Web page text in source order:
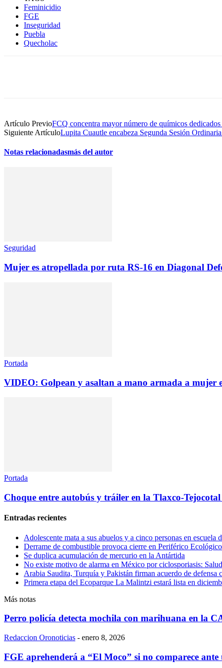
Feminicidio
FGE
Inseguridad
Puebla
Quecholac
Artículo PrevioFCQ concentra mayor número de químicos
Siguiente ArtículoLupita Cuautle encabeza Segunda Sesión
Notas relacionadasmás del autor
Seguridad
Mujer es atropellada por ruta RS-16 en Diagonal
Portada
VIDEO: Golpean y asaltan a mano armada a mujer
Portada
Choque entre autobús y tráiler en la Tlaxco-
Entradas recientes
Adolescente mata a sus abuelos y a cinco personas en escuela
Derrame de combustible provoca cierre en Periférico Ecológico
Se duplica acumulación de mercurio en la Antártida
No existe motivo de alarma en México por ciclosporiasis: Salud
Arabia Saudita, Turquía y Pakistán firman acuerdo de defensa
Primera etapa del Ecoparque La Malintzi estará lista en
Más notas
Perro policía detecta mochila con marihuana en la
Redaccion Oronoticias - enero 8, 2026
FGE aprehenderá a “El Moco” si no comparece ante